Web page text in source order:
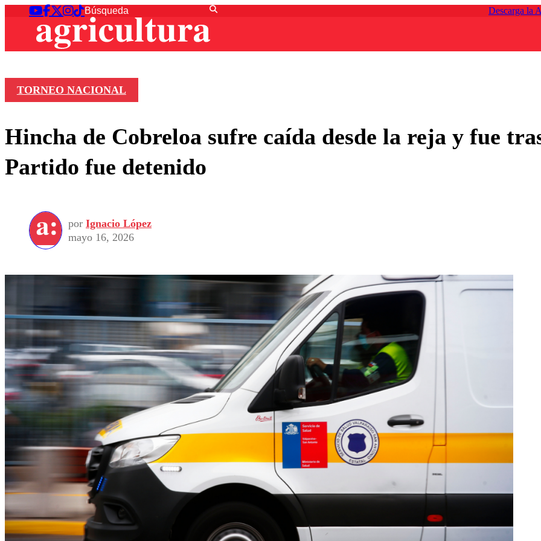
Descarga la
TORNEO NACIONAL
Hincha de Cobreloa sufre caída desde la reja y fue
Partido fue detenido
por Ignacio López
mayo 16, 2026